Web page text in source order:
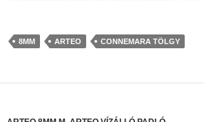
8MM ARTEO CONNEMARA TÖLGY